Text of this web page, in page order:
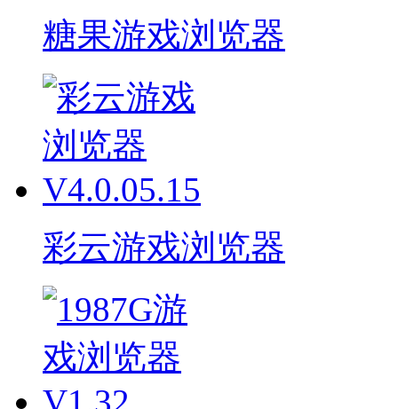
糖果游戏浏览器
彩云游戏浏览器